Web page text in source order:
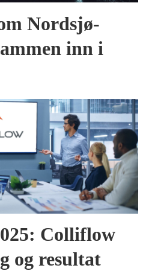
Nordsjø-
inn i
Colliflow
og resultat